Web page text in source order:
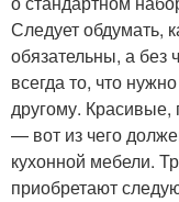
Следует обдумать,
обязательны, а без
всегда то, что
другому.
— вот из чего
кухонной мебели.
приобретают